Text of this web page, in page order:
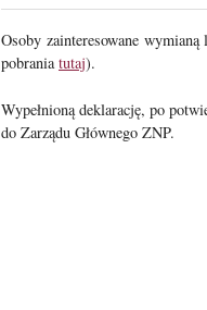
Osoby zainteresowane
pobraniatutaj).
Wypełnioną deklarację, po
do Zarządu Głównego ZNP.